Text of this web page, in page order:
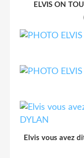
ELVIS ON
Elvis vous avez